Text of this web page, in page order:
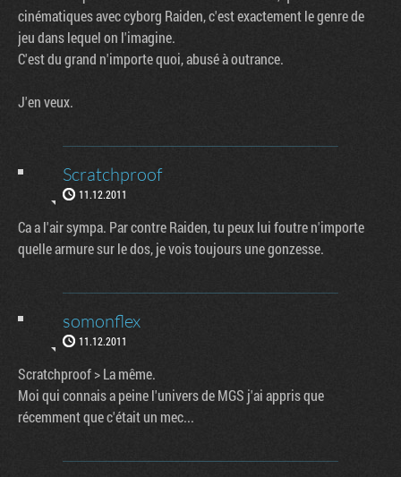
cinématiques avec cyborg Raiden, c'est exactement le genre de
jeu dans lequel on l'imagine.
C'est du grand n'importe quoi, abusé à outrance.
J'en veux.
Scratchproof
11.12.2011
Ca a l'air sympa. Par contre Raiden, tu peux lui foutre n'importe
quelle armure sur le dos, je vois toujours une gonzesse.
somonflex
11.12.2011
Scratchproof > La même.
Moi qui connais a peine l'univers de MGS j'ai appris que
récemment que c'était un mec...